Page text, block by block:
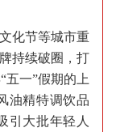
化节等城市重
持续破圈，打
五一”假期的上
油精特调饮品
引大批年轻人